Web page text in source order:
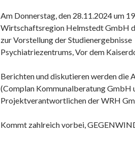
Am Donnerstag, den 28.11.2024 um
Wirtschaftsregion Helmstedt GmbH
zur Vorstellung der Studienergebnisse
Psychiatriezentrums, Vor dem
Berichten und diskutieren werden die
(Complan Kommunalberatung GmbH
Projektverantwortlichen der WRH
Kommt zahlreich vorbei,